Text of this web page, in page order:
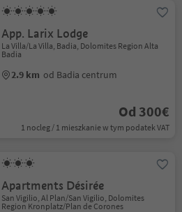
App. Larix Lodge
La Villa/La Villa, Badia, Dolomites Region Alta
Badia
2.9 km od Badia centrum
Od 300€
1 nocleg / 1 mieszkanie w tym podatek VAT
Apartments Désirée
San Vigilio, Al Plan/San Vigilio, Dolomites
Region Kronplatz/Plan de Corones